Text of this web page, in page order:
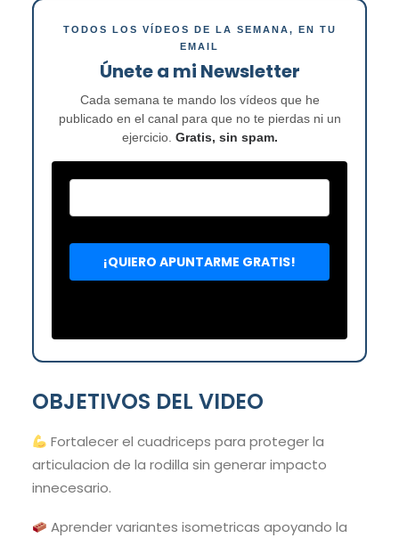
TODOS LOS VÍDEOS DE LA SEMANA, EN TU
EMAIL
Únete a mi Newsletter
Cada semana te mando los vídeos que he
publicado en el canal para que no te pierdas ni un
ejercicio. Gratis, sin spam.
OBJETIVOS DEL VIDEO
Fortalecer el cuadriceps para proteger la
articulacion de la rodilla sin generar impacto
innecesario.
Aprender variantes isometricas apoyando la